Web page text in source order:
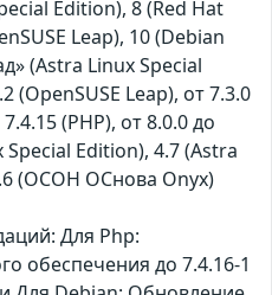
Edition), 8 (Red Hat
Leap), 10 (Debian
(Astra Linux Special
(OpenSUSE Leap), от 7.3.0
(PHP), от 8.0.0 до
Special Edition), 4.7 (Astra
(ОСОН ОСнова Оnyx)
Для Php:
обеспечения до 7.4.16-1